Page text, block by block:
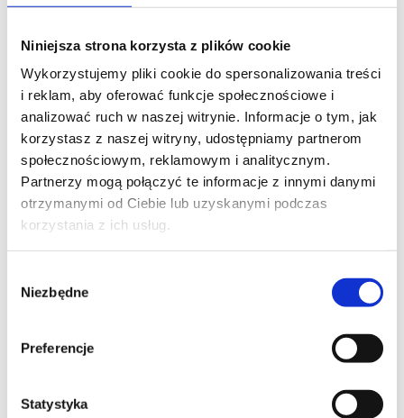
Niniejsza strona korzysta z plików cookie
Wykorzystujemy pliki cookie do spersonalizowania treści
i reklam, aby oferować funkcje społecznościowe i
analizować ruch w naszej witrynie. Informacje o tym, jak
korzystasz z naszej witryny, udostępniamy partnerom
społecznościowym, reklamowym i analitycznym.
Partnerzy mogą połączyć te informacje z innymi danymi
otrzymanymi od Ciebie lub uzyskanymi podczas
korzystania z ich usług.
zgody
Niezbędne
Preferencje
Statystyka
do przechowalni w idealnym stanie, a ile zostanie
odrzuconych przez uszkodzenia czy choroby. To praca
wymagająca doświadczenia, techniki i precyzji, której
nie da się improwizować.
Paweł
Boruszewski